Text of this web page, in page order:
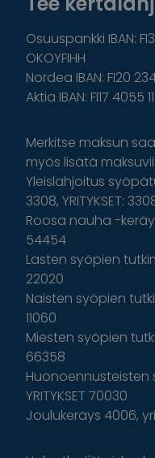
Osuuspankki IBAN:
OKOYFIHH
Nordea IBAN: FI20
Aktia IBAN: FI17 4055
Merkitse maksun
myös lisätä
Yleislahjoitus
3308, YRITYKSET:
Roosa nauha -
54454
Lasten syöpien
22020
Naisten syöpien
11060
Miesten syöpien
66358
Huonoennusteisten
YRITYKSET 70030
Joulukeräys 4006,